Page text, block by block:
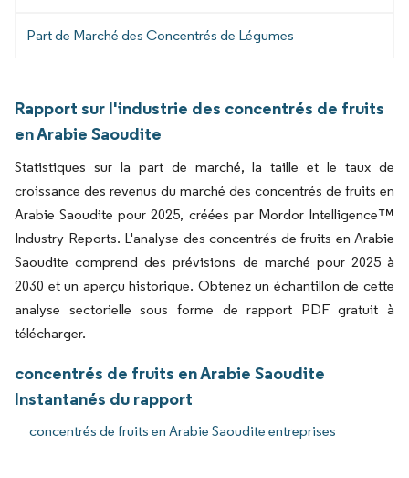
Part de Marché des Concentrés de Légumes
Rapport sur l'industrie des concentrés de fruits
en Arabie Saoudite
Statistiques sur la part de marché, la taille et le taux de
croissance des revenus du marché des concentrés de fruits en
Arabie Saoudite pour 2025, créées par Mordor Intelligence™
Industry Reports. L'analyse des concentrés de fruits en Arabie
Saoudite comprend des prévisions de marché pour 2025 à
2030 et un aperçu historique. Obtenez un échantillon de cette
analyse sectorielle sous forme de rapport PDF gratuit à
télécharger.
concentrés de fruits en Arabie Saoudite
Instantanés du rapport
concentrés de fruits en Arabie Saoudite entreprises